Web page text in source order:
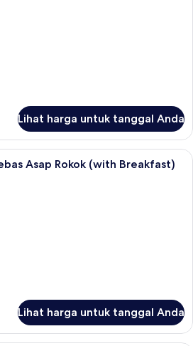
Lihat harga untuk tanggal Anda
Tirai kedap cahaya, Wi-Fi gratis, dan
Asap Rokok (with Breakfast)
Lihat harga untuk tanggal Anda